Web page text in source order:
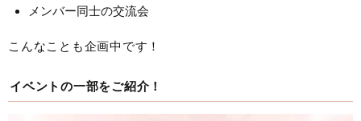
メンバー同士の交流会
こんなことも企画中です！
イベントの一部をご紹介！